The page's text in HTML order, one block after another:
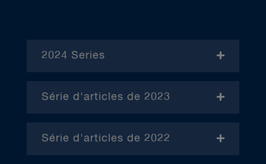
2024 Series
Série d'articles de 2023
Série d'articles de 2022